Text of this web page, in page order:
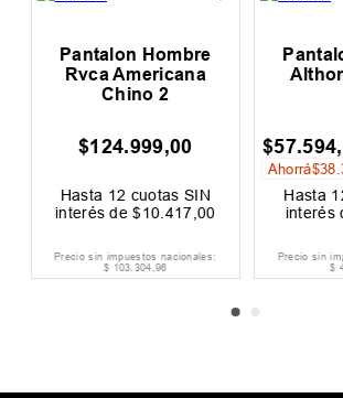
Pantalon Hombre
Rvca Americana
Chino 2
$124.999,00
Hasta 12 cuotas SIN
interés de$10 417 00
Precio sin impuestos nacionales:
$ 103.304,96
$57.594,
Ahorrá$38
Hasta
interés
Precio sin
$